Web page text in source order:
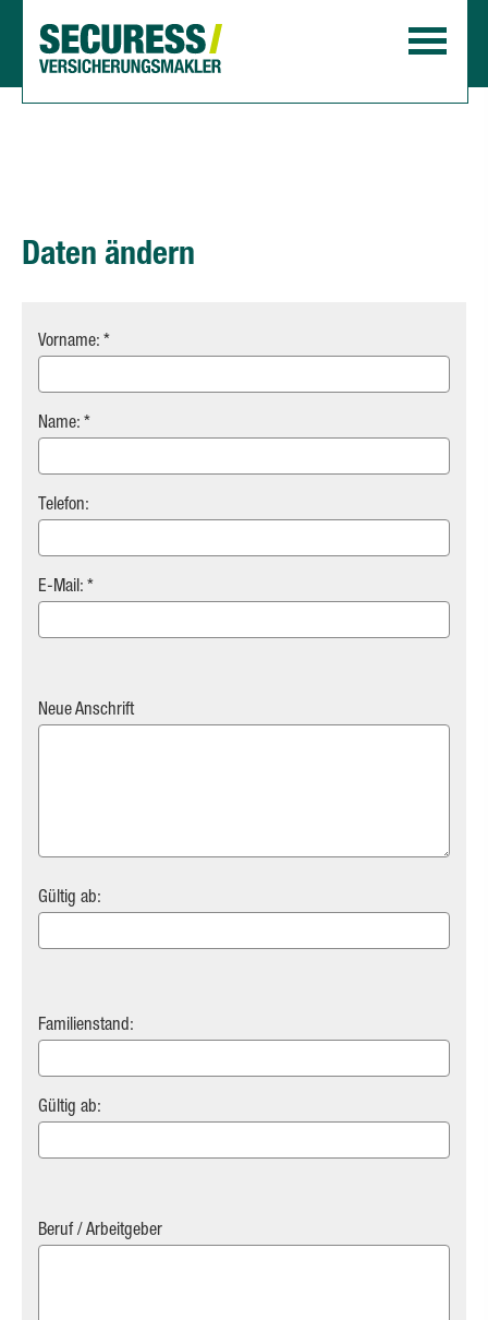
Daten ändern
Vorname: *
Name: *
Telefon:
E-Mail: *
Neue Anschrift
Gültig ab:
Familienstand:
Gültig ab:
Beruf / Arbeitgeber